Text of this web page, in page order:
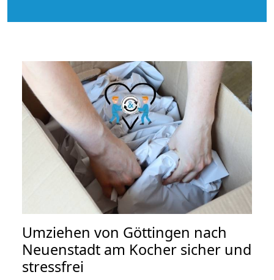
Umziehen von Göttingen nach
Neuenstadt am Kocher sicher und
stressfrei